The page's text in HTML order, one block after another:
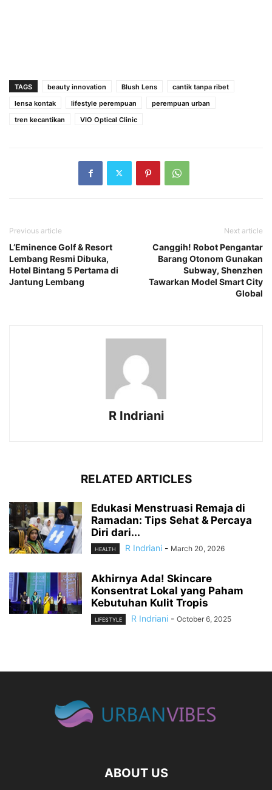
TAGS beauty innovation Blush Lens
cantik tanpa ribet
lensa kontak
lifestyle perempuan
perempuan urban
tren kecantikan
VIO Optical Clinic
Previous article
L’Eminence Golf & Resort
Lembang Resmi Dibuka,
Hotel Bintang 5 Pertama di
Jantung Lembang
Next article
Canggih! Robot Pengantar
Barang Otonom Gunakan
Subway, Shenzhen
Tawarkan Model Smart City
Global
R Indriani
RELATED ARTICLES
Edukasi Menstruasi Remaja di
Ramadan: Tips Sehat & Percaya
Diri dari...
HEALTH R Indriani - March 20, 2026
Akhirnya Ada! Skincare
Konsentrat Lokal yang Paham
Kebutuhan Kulit Tropis
LIFESTYLE R Indriani - October 6, 2025
ABOUT US